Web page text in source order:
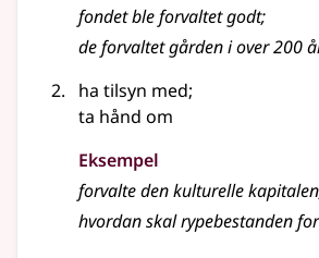
fondet ble forvaltet godt;
de forvaltet gården i over 200
ha tilsyn med;
ta hånd om
Eksempel
forvalte den kulturelle kapitalen
hvordan skal rypebestanden